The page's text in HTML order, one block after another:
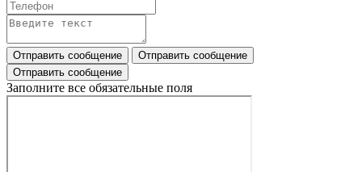
Заполните все обязательные поля